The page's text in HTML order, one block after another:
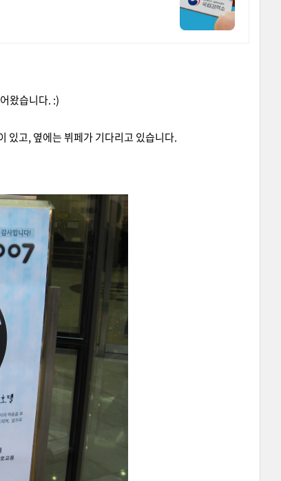
왔습니다. :)
고, 옆에는 뷔페가 기다리고 있습니다.